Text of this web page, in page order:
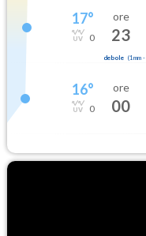
17°
0
ore
23
debole (1mm-
16°
0
ore
00